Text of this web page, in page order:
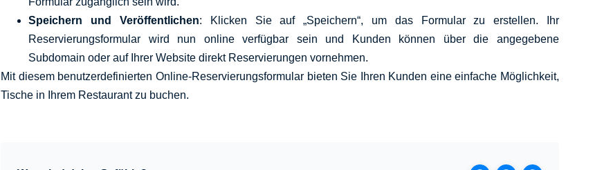
Speichern und Veröffentlichen: Klicken Sie auf „Speichern“, um das Formular zu erstellen. Ihr
Reservierungsformular wird nun online verfügbar sein und Kunden können über die angegebene
Subdomain oder auf Ihrer Website direkt Reservierungen vornehmen.
Mit diesem benutzerdefinierten Online-Reservierungsformular bieten Sie Ihren Kunden eine einfache Möglichkeit,
Tische in Ihrem Restaurant zu buchen.